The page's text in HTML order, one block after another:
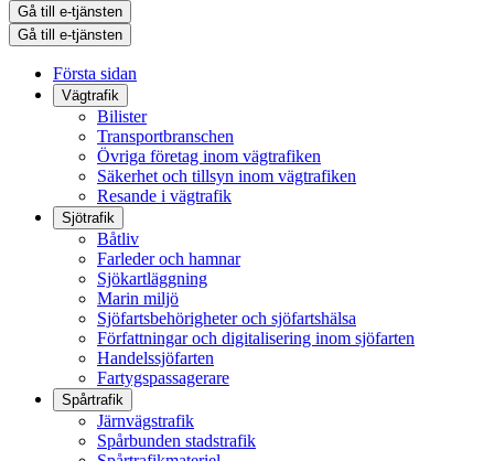
Gå till e-tjänsten
Gå till e-tjänsten
Första sidan
Vägtrafik
Bilister
Transportbranschen
Övriga företag inom vägtrafiken
Säkerhet och tillsyn inom vägtrafiken
Resande i vägtrafik
Sjötrafik
Båtliv
Farleder och hamnar
Sjökartläggning
Marin miljö
Sjöfartsbehörigheter och sjöfartshälsa
Författningar och digitalisering inom sjöfarten
Handelssjöfarten
Fartygspassagerare
Spårtrafik
Järnvägstrafik
Spårbunden stadstrafik